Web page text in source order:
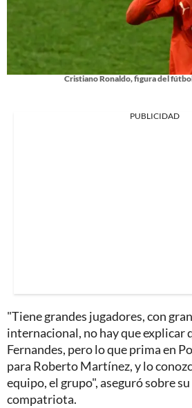
Cristiano Ronaldo, figura del
PUBLICIDAD
"Tiene grandes jugadores, con
internacional, no hay que explicar
Fernandes, pero lo que prima en
para Roberto Martínez, y lo
equipo, el grupo", aseguró sobre
compatriota.